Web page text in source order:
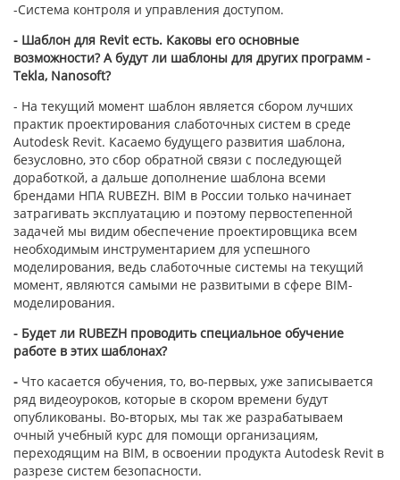
-Система контроля и управления доступом.
- Шаблон для Revit есть. Каковы его основные
возможности? А будут ли шаблоны для других программ -
Tekla, Nanosoft?
- На текущий момент шаблон является сбором лучших
практик проектирования слаботочных систем в среде
Autodesk Revit. Касаемо будущего развития шаблона,
безусловно, это сбор обратной связи с последующей
доработкой, а дальше дополнение шаблона всеми
брендами НПА RUBEZH. BIM в России только начинает
затрагивать эксплуатацию и поэтому первостепенной
задачей мы видим обеспечение проектировщика всем
необходимым инструментарием для успешного
моделирования, ведь слаботочные системы на текущий
момент, являются самыми не развитыми в сфере BIM-
моделирования.
- Будет ли RUBEZH проводить специальное обучение
работе в этих шаблонах?
- Что касается обучения, то, во-первых, уже записывается
ряд видеоуроков, которые в скором времени будут
опубликованы. Во-вторых, мы так же разрабатываем
очный учебный курс для помощи организациям,
переходящим на BIM, в освоении продукта Autodesk Revit в
разрезе систем безопасности.